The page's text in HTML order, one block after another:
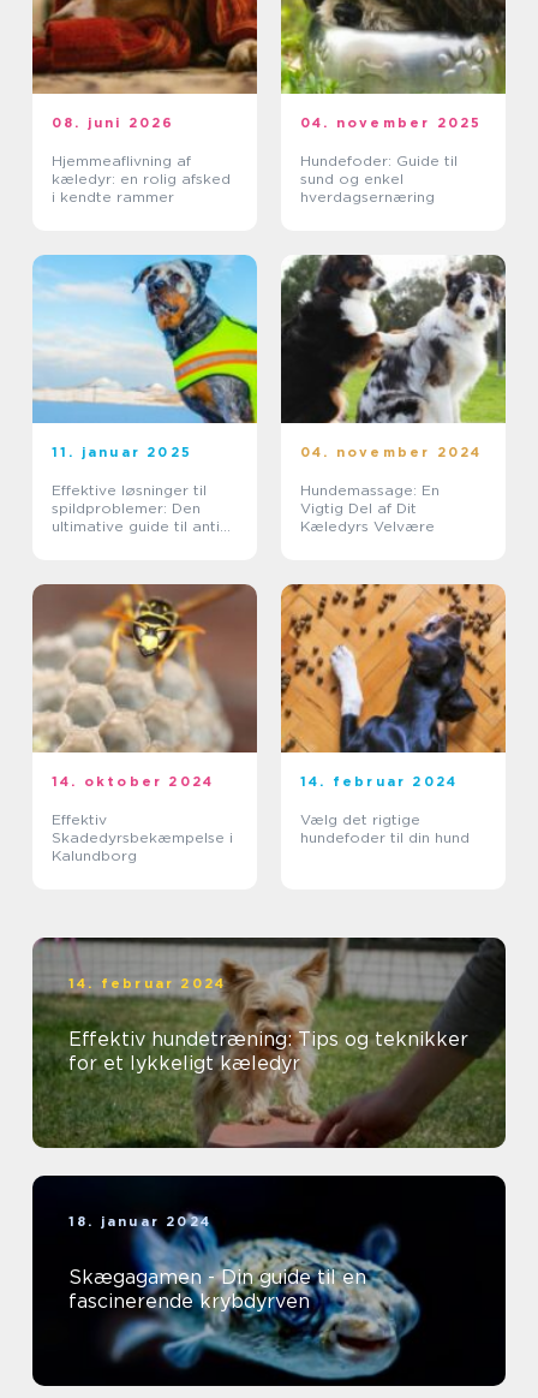
08. juni 2026
Hjemmeaflivning af
kæledyr: en rolig afsked
i kendte rammer
04. november 2025
Hundefoder: Guide til
sund og enkel
hverdagsernæring
11. januar 2025
Effektive løsninger til
spildproblemer: Den
ultimative guide til anti
04. november 2024
Hundemassage: En
Vigtig Del af Dit
Kæledyrs Velvære
14. oktober 2024
Effektiv
Skadedyrsbekæmpelse i
Kalundborg
14. februar 2024
Vælg det rigtige
hundefoder til din hund
14. februar 2024
Effektiv hundetræning: Tips og teknikker
for et lykkeligt kæledyr
18. januar 2024
Skægagamen - Din guide til en
fascinerende krybdyrven